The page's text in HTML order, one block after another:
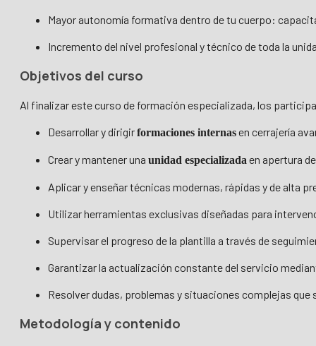
Mayor autonomía formativa dentro de tu cuerpo:
Incremento del nivel profesional y técnico de toda la
Objetivos del curso
Al finalizar este curso de formación especializada, los
Desarrollar y dirigirformaciones internasen cerrajería
Crear y mantener una unidad especializada en apertura
Aplicar y enseñar técnicas modernas, rápidas y de alta
Utilizar herramientas exclusivas diseñadas para
Supervisar el progreso de la plantilla a través de
Garantizar la actualización constante del servicio
Resolver dudas, problemas y situaciones complejas
Metodología y contenido